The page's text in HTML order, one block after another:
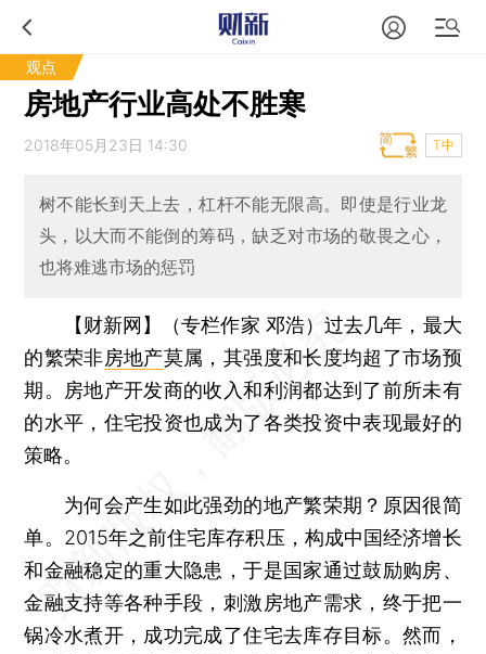
观点
房地产行业高处不胜寒
2018年05月23日 14:30 T中
树不能长到天上去，杠杆不能无限高。即使是行业龙
头，以大而不能倒的筹码，缺乏对市场的敬畏之心，
也将难逃市场的惩罚
【财新网】（专栏作家 邓浩）过去几年，最大
的繁荣非房地产莫属，其强度和长度均超了市场预
期。房地产开发商的收入和利润都达到了前所未有
的水平，住宅投资也成为了各类投资中表现最好的
策略。
为何会产生如此强劲的地产繁荣期？原因很简
单。2015年之前住宅库存积压，构成中国经济增长
和金融稳定的重大隐患，于是国家通过鼓励购房、
金融支持等各种手段，刺激房地产需求，终于把一
锅冷水煮开，成功完成了住宅去库存目标。然而，